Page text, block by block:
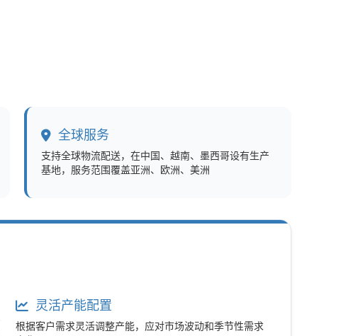
全球服务
支持全球物流配送，在中国、越南、墨西哥设有生产
基地，服务范围覆盖亚洲、欧洲、美洲
灵活产能配置
根据客户需求灵活调整产能，应对市场波动和季节性需求